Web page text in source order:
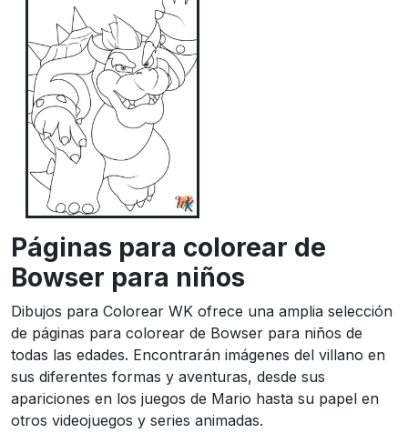
Páginas para colorear de
Bowser para niños
Dibujos para Colorear WK ofrece una amplia selección
de páginas para colorear de Bowser para niños de
todas las edades. Encontrarán imágenes del villano en
sus diferentes formas y aventuras, desde sus
apariciones en los juegos de Mario hasta su papel en
otros videojuegos y series animadas.